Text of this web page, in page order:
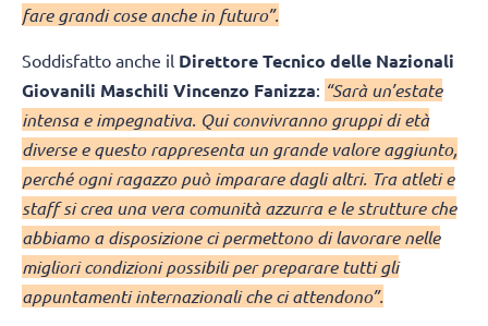
fare grandi cose anche in futuro”.
Soddisfatto anche il Direttore Tecnico delle Nazionali
Giovanili Maschili Vincenzo Fanizza: “Sarà un’estate
intensa e impegnativa. Qui convivranno gruppi di età
diverse e questo rappresenta un grande valore aggiunto,
perché ogni ragazzo può imparare dagli altri. Tra atleti e
staff si crea una vera comunità azzurra e le strutture che
abbiamo a disposizione ci permettono di lavorare nelle
migliori condizioni possibili per preparare tutti gli
appuntamenti internazionali che ci attendono”.